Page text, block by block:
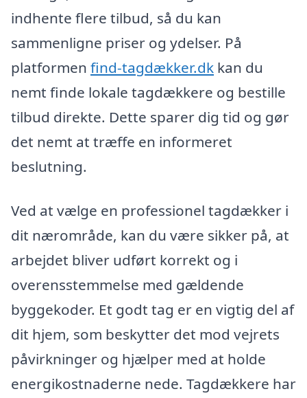
indhente flere tilbud, så du kan
sammenligne priser og ydelser. På
platformen find-tagdækker.dk kan du
nemt finde lokale tagdækkere og bestille
tilbud direkte. Dette sparer dig tid og gør
det nemt at træffe en informeret
beslutning.
Ved at vælge en professionel tagdækker i
dit nærområde, kan du være sikker på, at
arbejdet bliver udført korrekt og i
overensstemmelse med gældende
byggekoder. Et godt tag er en vigtig del af
dit hjem, som beskytter det mod vejrets
påvirkninger og hjælper med at holde
energikostnaderne nede. Tagdækkere har